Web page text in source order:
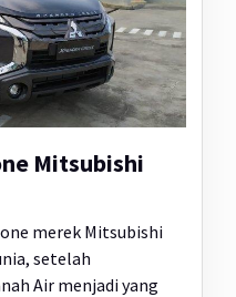
Mitsubishi
merek Mitsubishi
setelah
Air menjadi yang